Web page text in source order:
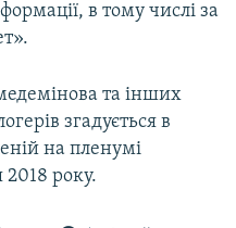
в тому числі за
та інших
згадується в
на пленумі
року.